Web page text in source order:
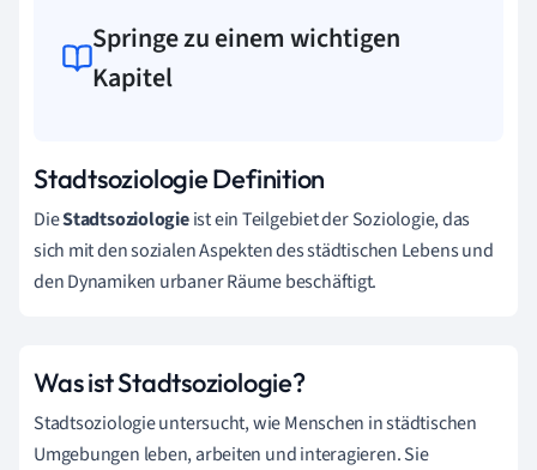
Springe zu einem wichtigen
Kapitel
Stadtsoziologie Definition
DieStadtsoziologieist ein Teilgebiet der Soziologie, das
sich mit den sozialen Aspekten des städtischen Lebens und
den Dynamiken urbaner Räume beschäftigt.
Was ist Stadtsoziologie?
Stadtsoziologie untersucht, wie Menschen in städtischen
Umgebungen leben, arbeiten und interagieren. Sie